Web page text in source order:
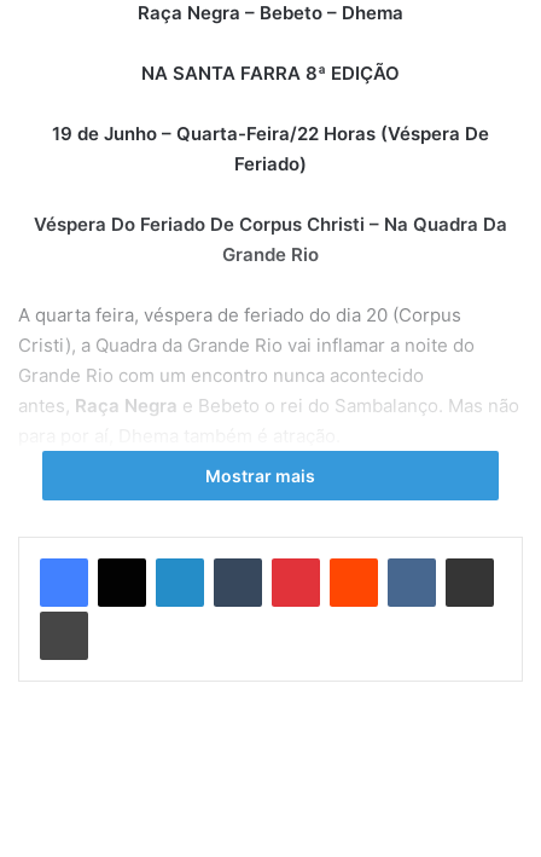
Raça Negra – Bebeto – Dhema
NA SANTA FARRA 8ª EDIÇÃO
19 de Junho – Quarta-Feira/22 Horas (Véspera De
Feriado)
Véspera Do Feriado De Corpus Christi – Na Quadra Da
Grande Rio
A quarta feira, véspera de feriado do dia 20 (Corpus
Cristi), a Quadra da Grande Rio vai inflamar a noite do
Grande Rio com um encontro nunca acontecido
antes, Raça Negra e Bebeto o rei do Sambalanço. Mas não
Serão três shows completos, esperando-se o encontro
Farra”, em sua oitava edição.
Luiz Carlos
famoso por ser um dos pioneiros no pagode, retorna
Mostrar mais
LinkedinTumblr PinterestReddit VK Compartilhar via e-mail
Imprimir